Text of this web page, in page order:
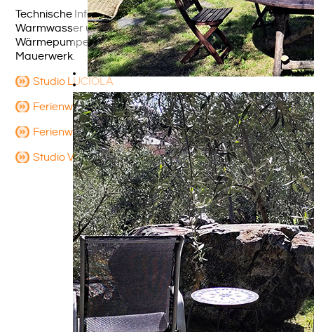
Technische Infos: Unser Haus hat Solarkollektoren für
Warmwasser und Heizung, unterstützt von einer
Wärmepumpe. Es ist ein Neubau mit atmungsaktivem
Mauerwerk.
Studio LUCIOLA
Ferienwohnung RONDONE
Ferienwohnung GIRASOLE
Studio VIOLA